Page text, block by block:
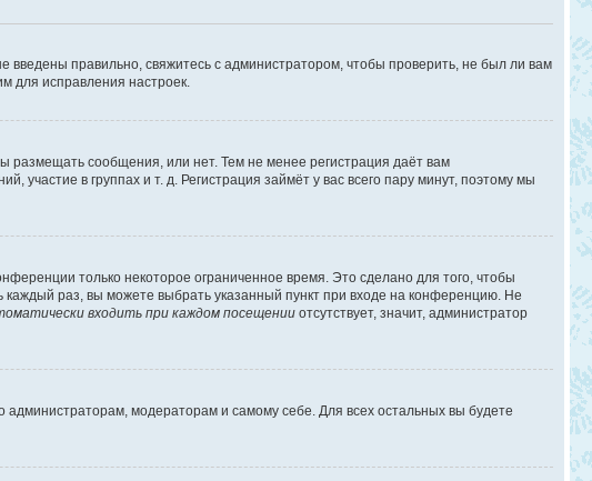
введены правильно, свяжитесь с администратором, чтобы проверить, не был ли вам
для исправления настроек.
размещать сообщения, или нет. Тем не менее регистрация даёт вам
в группах и т. д. Регистрация займёт у вас всего пару минут, поэтому мы
только некоторое ограниченное время. Это сделано для того, чтобы
каждый раз, вы можете выбрать указанный пункт при входе на конференцию. Не
входить при каждом посещении отсутствует, значит, администратор
администраторам, модераторам и самому себе. Для всех остальных вы будете